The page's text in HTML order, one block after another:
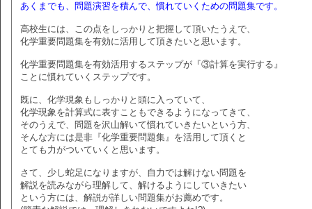
あくまでも、問題演習を積んで、慣れていくための問題集です。
高校生には、この点をしっかりと把握して頂いたうえで、
化学重要問題集を有効に活用して頂きたいと思います。
化学重要問題集を有効活用するステップが『③計算を実行する』
ことに慣れていくステップです。
既に、化学現象もしっかりと頭に入っていて、
化学現象を計算式に表すこともできるようになってきて、
そのうえで、問題を沢山解いて慣れていきたいという方、
そんな方には是非『化学重要問題集』を活用して頂くと
とても力がついていくと思います。
さて、少し蛇足になりますが、自力では解けない問題を
解説を読みながら理解して、解けるようにしていきたい
という方には、解説が詳しい問題集がお薦めです。